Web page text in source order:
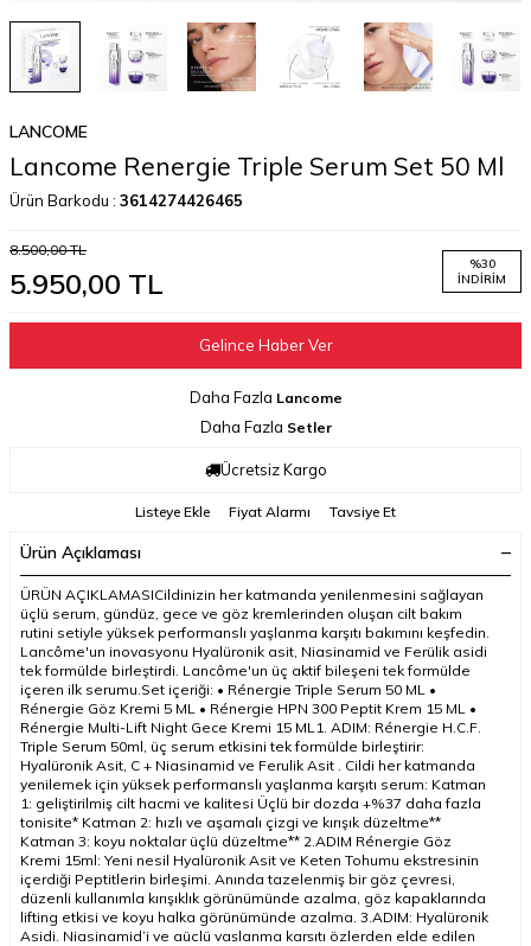
LANCOME
Lancome Renergie Triple Serum Set 50 Ml
Ürün Barkodu : 3614274426465
8.500,00TL
5.950,00 TL
%30
İNDIRIM
Gelince Haber Ver
Daha Fazla Lancome
Daha Fazla Setler
Ücretsiz Kargo
Listeye Ekle Fiyat Alarmı Tavsiye Et
Ürün Açıklaması
ÜRÜN AÇIKLAMASICildinizin her katmanda yenilenmesini sağlayan
üçlü serum, gündüz, gece ve göz kremlerinden oluşan cilt bakım
rutini setiyle yüksek performanslı yaşlanma karşıtı bakımını keşfedin.
Lancôme'un inovasyonu Hyalüronik asit, Niasinamid ve Ferülik asidi
tek formülde birleştirdi. Lancôme'un üç aktif bileşeni tek formülde
içeren ilk serumu.Set içeriği: • Rénergie Triple Serum 50 ML •
Rénergie Göz Kremi 5 ML • Rénergie HPN 300 Peptit Krem 15 ML •
Rénergie Multi-Lift Night Gece Kremi 15 ML1. ADIM: Rénergie H.C.F.
Triple Serum 50ml, üç serum etkisini tek formülde birleştirir:
Hyalüronik Asit, C + Niasinamid ve Ferulik Asit . Cildi her katmanda
yenilemek için yüksek performanslı yaşlanma karşıtı serum: Katman
1: geliştirilmiş cilt hacmi ve kalitesi Üçlü bir dozda +%37 daha fazla
tonisite* Katman 2: hızlı ve aşamalı çizgi ve kırışık düzeltme**
Katman 3: koyu noktalar üçlü düzeltme** 2.ADIM Rénergie Göz
Kremi 15ml: Yeni nesil Hyalüronik Asit ve Keten Tohumu ekstresinin
içerdiği Peptitlerin birleşimi. Anında tazelenmiş bir göz çevresi,
düzenli kullanımla kırışıklık görünümünde azalma, göz kapaklarında
lifting etkisi ve koyu halka görünümünde azalma. 3.ADIM: Hyalüronik
Asidi, Niasinamid’i ve güçlü yaşlanma karşıtı özlerden elde edilen